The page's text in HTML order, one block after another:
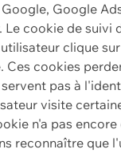
Google
cookie de suivi
clique
Ces cookies
pas à
visite
n'a pas
reconnaître que